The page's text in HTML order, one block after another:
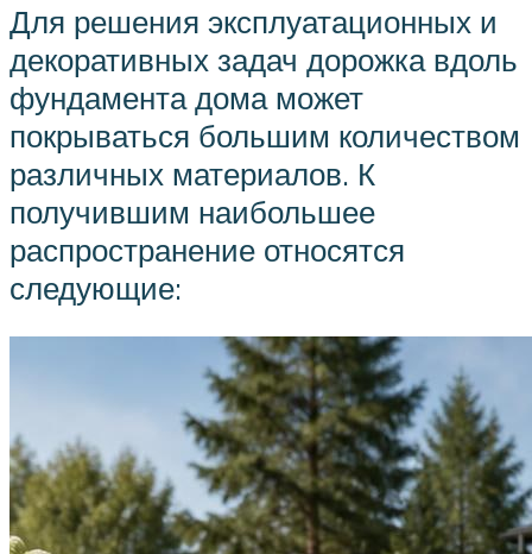
Для решения эксплуатационных и
декоративных задач дорожка вдоль
фундамента дома может
покрываться большим количеством
различных материалов. К
получившим наибольшее
распространение относятся
следующие: